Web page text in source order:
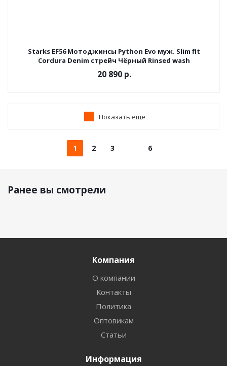
Starks EF56 Мотоджинсы Python Evo муж. Slim fit
Cordura Denim стрейч Чёрный Rinsed wash
20 890 р.
Показать еще
1 2 3 6
Ранее вы смотрели
Компания
О компании
Контакты
Политика
Оптовикам
Статьи
Информация